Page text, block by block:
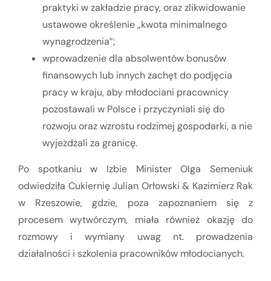
praktyki w zakładzie pracy, oraz zlikwidowanie
ustawowe określenie „kwota minimalnego
wynagrodzenia”;
wprowadzenie dla absolwentów bonusów
finansowych lub innych zachęt do podjęcia
pracy w kraju, aby młodociani pracownicy
pozostawali w Polsce i przyczyniali się do
rozwoju oraz wzrostu rodzimej gospodarki, a nie
wyjeżdżali za granicę.
Po spotkaniu w Izbie Minister Olga Semeniuk
odwiedziła Cukiernię Julian Orłowski & Kazimierz Rak
w Rzeszowie, gdzie, poza zapoznaniem się z
procesem wytwórczym, miała również okazję do
rozmowy i wymiany uwag nt. prowadzenia
działalności i szkolenia pracowników młodocianych.